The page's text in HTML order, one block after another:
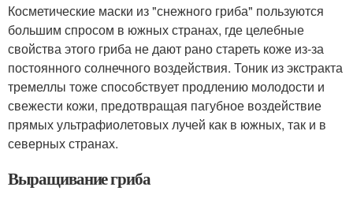
Косметические маски из "снежного гриба" пользуются
большим спросом в южных странах, где целебные
свойства этого гриба не дают рано стареть коже из-за
постоянного солнечного воздействия. Тоник из экстракта
тремеллы тоже способствует продлению молодости и
свежести кожи, предотвращая пагубное воздействие
прямых ультрафиолетовых лучей как в южных, так и в
северных странах.
Выращивание гриба